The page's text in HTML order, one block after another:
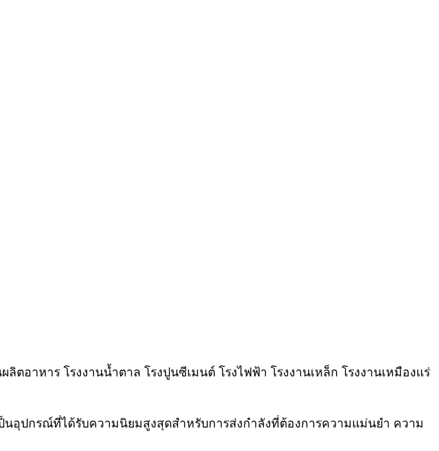
ตอาหาร โรงงานน้ำตาล โรงปูนซีเมนต์ โรงไฟฟ้า โรงงานเหล็ก โรงงานเหมืองแร่
นอุปกรณ์ที่ได้รับความนิยมสูงสุดสำหรับการส่งกำลังที่ต้องการความแม่นยำ ความ